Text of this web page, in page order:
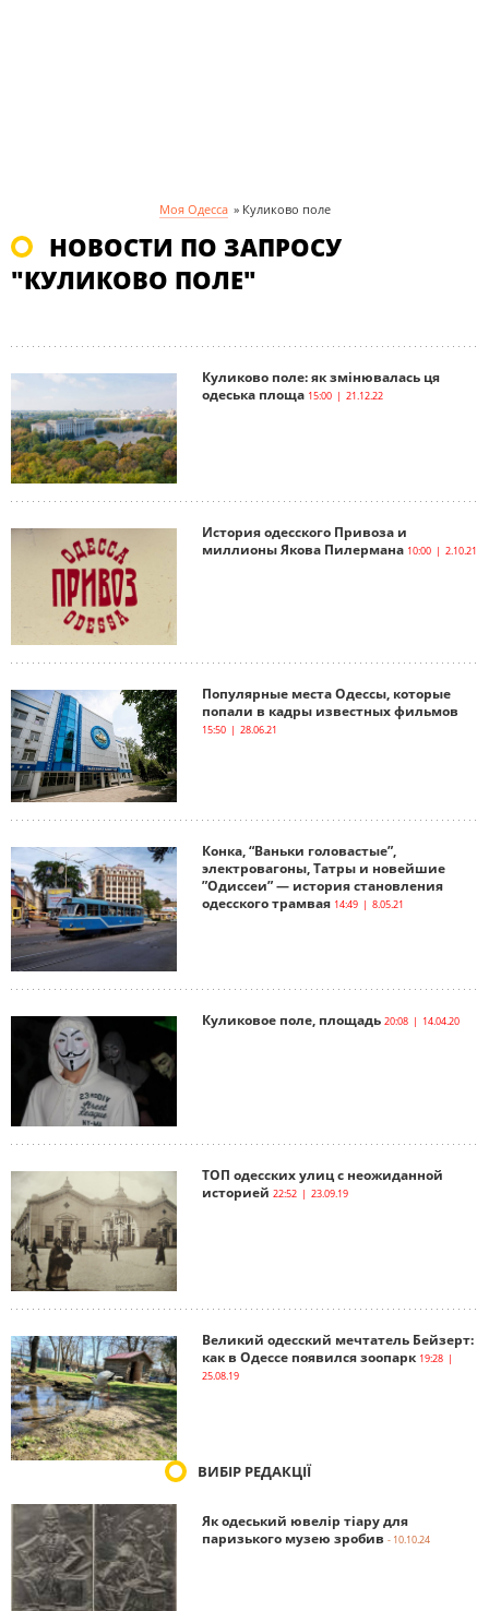
Моя Одесса » Куликово поле
НОВОСТИ ПО ЗАПРОСУ
"КУЛИКОВО ПОЛЕ"
Куликово поле: як змінювалась ця
одеська площа 15:00 | 21.12.22
История одесского Привоза и
миллионы Якова Пилермана 10:00 | 2.10.21
Популярные места Одессы, которые
попали в кадры известных фильмов
15:50 | 28.06.21
Конка, “Ваньки головастые”,
электровагоны, Татры и новейшие
”Одиссеи” — история становления
одесского трамвая 14:49 | 8.05.21
Куликовое поле, площадь 20:08 | 14.04.20
ТОП одесских улиц с неожиданной
историей 22:52 | 23.09.19
Великий одесский мечтатель Бейзерт:
как в Одессе появился зоопарк 19:28 |
25.08.19
ВИБІР РЕДАКЦІЇ
Як одеський ювелір тіару для
паризького музею зробив - 10.10.24